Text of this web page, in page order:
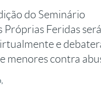
do Seminário
Próprias Feridas será
e
menores contra